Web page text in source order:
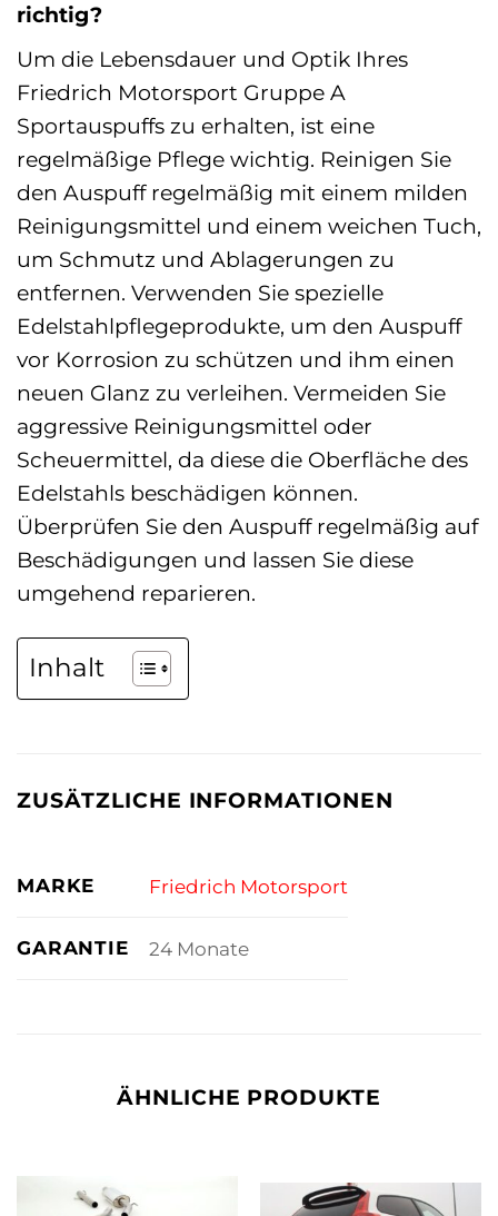
richtig?
Um die Lebensdauer und Optik Ihres
Friedrich Motorsport Gruppe A
Sportauspuffs zu erhalten, ist eine
regelmäßige Pflege wichtig. Reinigen Sie
den Auspuff regelmäßig mit einem milden
Reinigungsmittel und einem weichen Tuch,
um Schmutz und Ablagerungen zu
entfernen. Verwenden Sie spezielle
Edelstahlpflegeprodukte, um den Auspuff
vor Korrosion zu schützen und ihm einen
neuen Glanz zu verleihen. Vermeiden Sie
aggressive Reinigungsmittel oder
Scheuermittel, da diese die Oberfläche des
Edelstahls beschädigen können.
Überprüfen Sie den Auspuff regelmäßig auf
Beschädigungen und lassen Sie diese
umgehend reparieren.
Inhalt
ZUSÄTZLICHE INFORMATIONEN
MARKE Friedrich Motorsport
GARANTIE 24 Monate
ÄHNLICHE PRODUKTE